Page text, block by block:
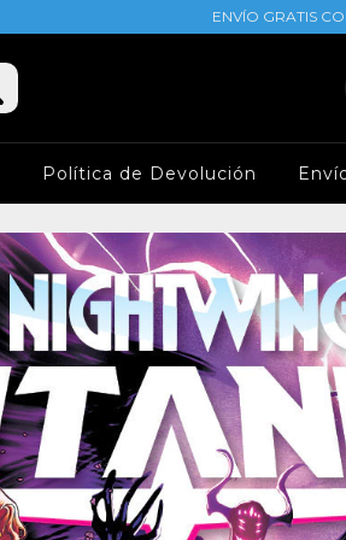
ENVÍO GRATIS
Política de Devolución